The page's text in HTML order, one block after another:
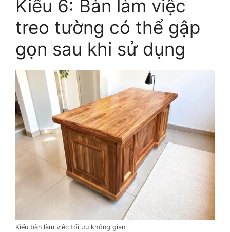
Kiểu 6: Bàn làm việc
treo tường có thể gập
gọn sau khi sử dụng
Kiểu bàn làm việc tối ưu không gian